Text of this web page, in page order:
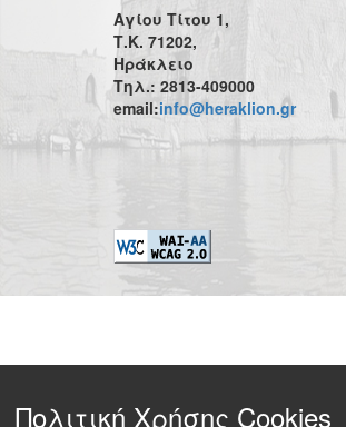
Αγίου Τίτου 1,
Τ.Κ. 71202,
Ηράκλειο
Τηλ.: 2813-409000
email:info@heraklion.gr
Πολιτική Χρήσης Cookies